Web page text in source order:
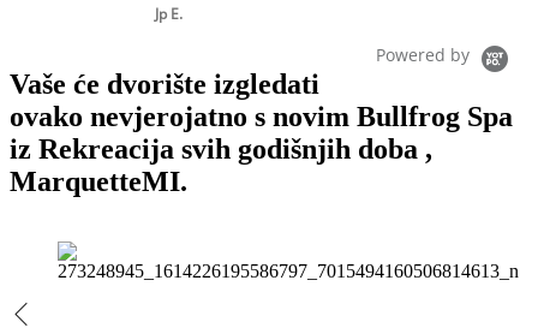
Jp E.
Powered by
Vaše će dvorište izgledati
ovako nevjerojatno s novim Bullfrog Spa
iz Rekreacija svih godišnjih doba ,
MarquetteMI.